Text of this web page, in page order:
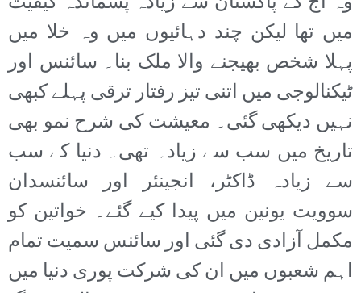
میں تھا لیکن چند دہائیوں میں وہ خلا میں
پہلا شخص بھیجنے والا ملک بنا۔ سائنس اور
ٹیکنالوجی میں اتنی تیز رفتار ترقی پہلے کبھی
نہیں دیکھی گئی۔ معیشت کی شرح نمو بھی
تاریخ میں سب سے زیادہ تھی۔ دنیا کے سب
سے زیادہ ڈاکٹر، انجینئر اور سائنسدان
سوویت یونین میں پیدا کیے گئے۔ خواتین کو
مکمل آزادی دی گئی اور سائنس سمیت تمام
اہم شعبوں میں ان کی شرکت پوری دنیا میں